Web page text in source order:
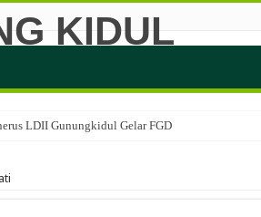
LDII Gunungkidul Gelar FGD